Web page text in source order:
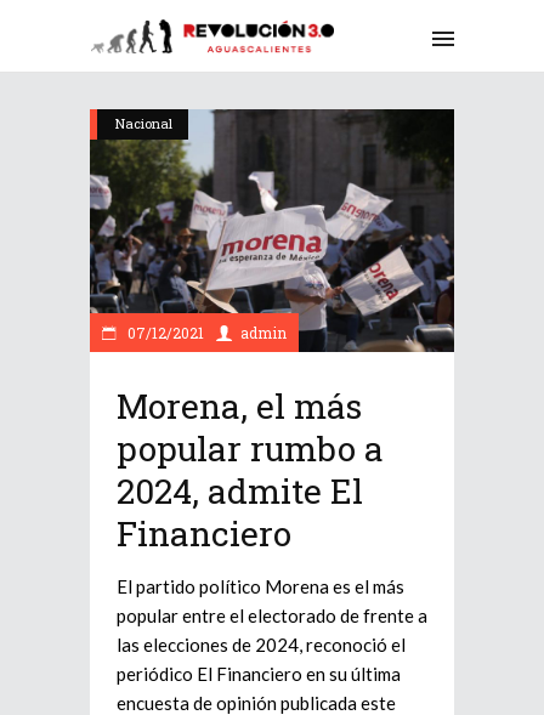
Nacional
07/12/2021 admin
Morena, el más
popular rumbo a
2024, admite El
Financiero
El partido político Morena es el más
popular entre el electorado de frente a
las elecciones de 2024, reconoció el
periódico El Financiero en su última
encuesta de opinión publicada este